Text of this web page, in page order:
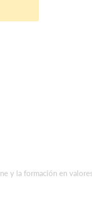
y la formación en